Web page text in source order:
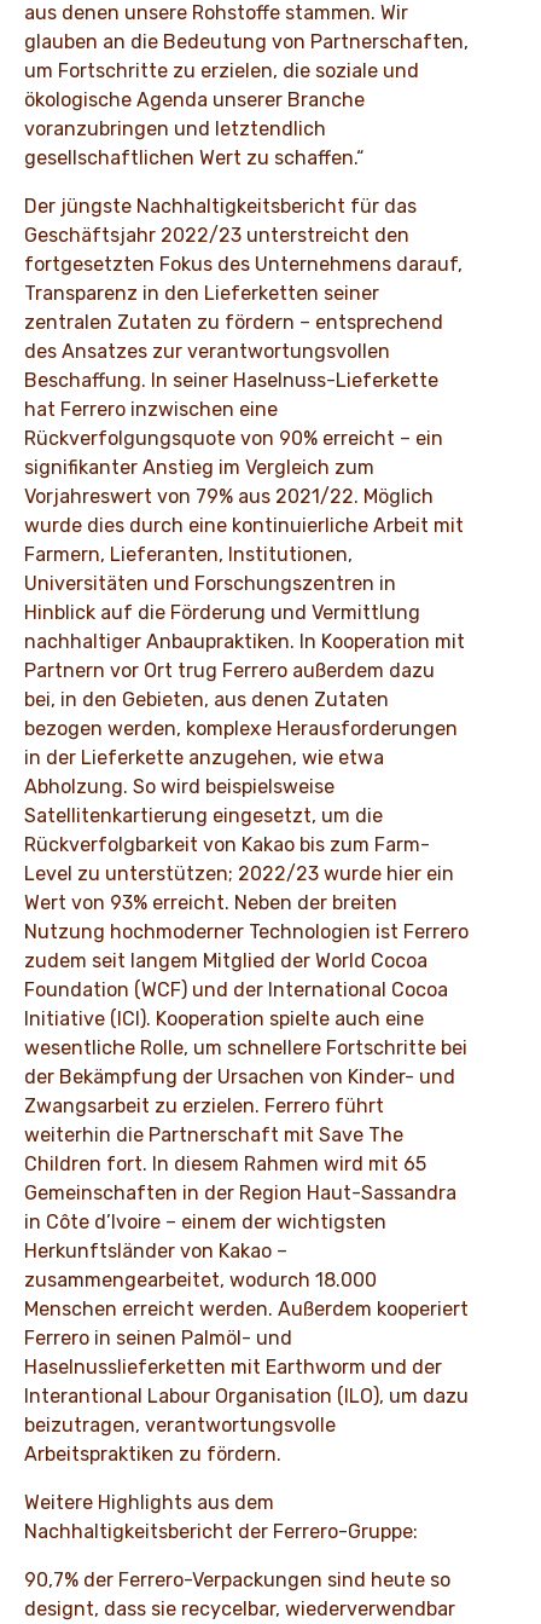
aus denen unsere Rohstoffe stammen. Wir
glauben an die Bedeutung von Partnerschaften,
um Fortschritte zu erzielen, die soziale und
ökologische Agenda unserer Branche
voranzubringen und letztendlich
gesellschaftlichen Wert zu schaffen.“
Der jüngste Nachhaltigkeitsbericht für das
Geschäftsjahr 2022/23 unterstreicht den
fortgesetzten Fokus des Unternehmens darauf,
Transparenz in den Lieferketten seiner
zentralen Zutaten zu fördern – entsprechend
des Ansatzes zur verantwortungsvollen
Beschaffung. In seiner Haselnuss-Lieferkette
hat Ferrero inzwischen eine
Rückverfolgungsquote von 90% erreicht – ein
signifikanter Anstieg im Vergleich zum
Vorjahreswert von 79% aus 2021/22. Möglich
wurde dies durch eine kontinuierliche Arbeit mit
Farmern, Lieferanten, Institutionen,
Universitäten und Forschungszentren in
Hinblick auf die Förderung und Vermittlung
nachhaltiger Anbaupraktiken. In Kooperation mit
Partnern vor Ort trug Ferrero außerdem dazu
bei, in den Gebieten, aus denen Zutaten
bezogen werden, komplexe Herausforderungen
in der Lieferkette anzugehen, wie etwa
Abholzung. So wird beispielsweise
Satellitenkartierung eingesetzt, um die
Rückverfolgbarkeit von Kakao bis zum Farm-
Level zu unterstützen; 2022/23 wurde hier ein
Wert von 93% erreicht. Neben der breiten
Nutzung hochmoderner Technologien ist Ferrero
zudem seit langem Mitglied der World Cocoa
Foundation (WCF) und der International Cocoa
Initiative (ICI). Kooperation spielte auch eine
wesentliche Rolle, um schnellere Fortschritte bei
der Bekämpfung der Ursachen von Kinder- und
Zwangsarbeit zu erzielen. Ferrero führt
weiterhin die Partnerschaft mit Save The
Children fort. In diesem Rahmen wird mit 65
Gemeinschaften in der Region Haut-Sassandra
in Côte d’Ivoire – einem der wichtigsten
Herkunftsländer von Kakao –
zusammengearbeitet, wodurch 18.000
Menschen erreicht werden. Außerdem kooperiert
Ferrero in seinen Palmöl- und
Haselnusslieferketten mit Earthworm und der
Interantional Labour Organisation (ILO), um dazu
beizutragen, verantwortungsvolle
Arbeitspraktiken zu fördern.
Weitere Highlights aus dem
Nachhaltigkeitsbericht der Ferrero-Gruppe:
90,7% der Ferrero-Verpackungen sind heute so
designt, dass sie recycelbar, wiederverwendbar